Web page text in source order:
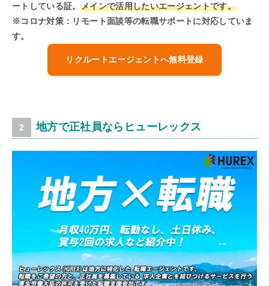
ートしている証。 メインで活用したいエージェントです。
※コロナ対策：リモート面談等の転職サポートに対応していま
す。
リクルートエージェントへ無料登録
地方で正社員ならヒューレックス